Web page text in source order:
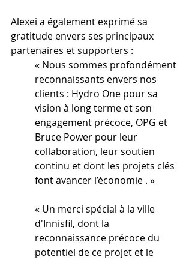
Alexei a également exprimé sa
gratitude envers ses principaux
partenaires et supporters :
« Nous sommes profondément
reconnaissants envers nos
clients : Hydro One pour sa
vision à long terme et son
engagement précoce, OPG et
Bruce Power pour leur
collaboration, leur soutien
continu et dont les projets clés
font avancer l’économie . »
« Un merci spécial à la ville
d'Innisfil, dont la
reconnaissance précoce du
potentiel de ce projet et le